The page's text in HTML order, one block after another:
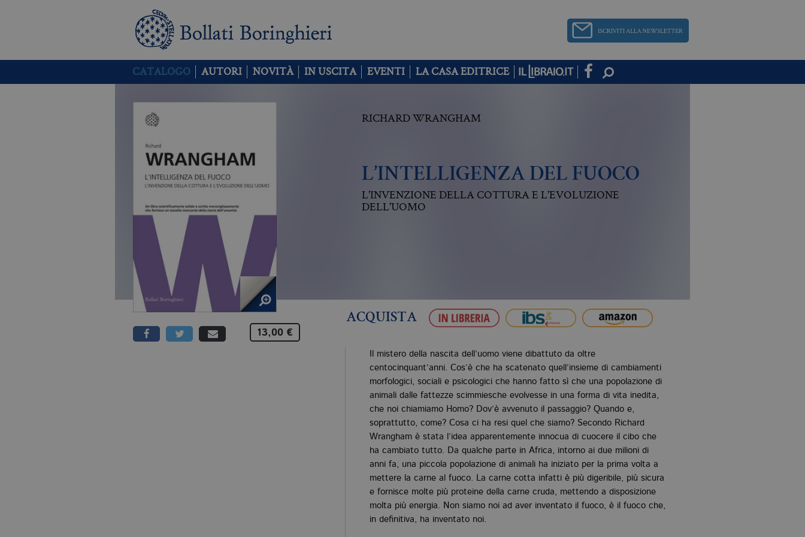
CATALOGO AUTORI NOVITÀ IN USCITA EVENTI LA CASA EDITRICE
13,00 €
RICHARD WRANGHAM
L’INTELLIGENZA DEL FUOCO
L'INVENZIONE DELLA COTTURA E L'EVOLUZIONE
DELL'UOMO
ACQUISTA
Il mistero della nascita dell’uomo viene dibattuto da oltre
centocinquant’anni. Cos’è che ha scatenato quell’insieme di cambiamenti
morfologici, sociali e psicologici che hanno fatto sì che una popolazione di
animali dalle fattezze scimmiesche evolvesse in una forma di vita inedita,
che noi chiamiamo Homo? Dov’è avvenuto il passaggio? Quando e,
soprattutto, come? Cosa ci ha resi quel che siamo? Secondo Richard
Wrangham è stata l’idea apparentemente innocua di cuocere il cibo che
ha cambiato tutto. Da qualche parte in Africa, intorno ai due milioni di
anni fa, una piccola popolazione di animali ha iniziato per la prima volta a
mettere la carne al fuoco. La carne cotta infatti è più digeribile, più sicura
e fornisce molte più proteine della carne cruda, mettendo a disposizione
molta più energia. Non siamo noi ad aver inventato il fuoco, è il fuoco che,
in definitiva, ha inventato noi.